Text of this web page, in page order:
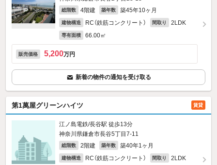
総階数 4階建 築年数 築45年10ヶ月
建物構造 RC（鉄筋コンクリート） 間取り 2LDK
専有面積 66.00㎡
販売価格 5,200万円
新着の物件の通知を受け取る
第1萬屋グリーンハイツ 賃貸
江ノ島電鉄/長谷駅 徒歩13分
神奈川県鎌倉市長谷5丁目7-11
総階数 2階建 築年数 築40年1ヶ月
建物構造 RC（鉄筋コンクリート） 間取り 2LDK